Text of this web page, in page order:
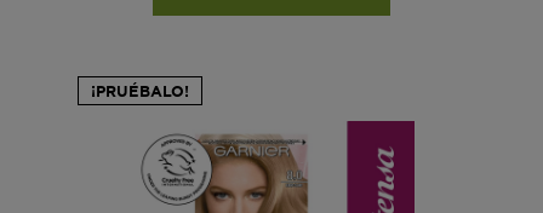
¡PRUÉBALO!